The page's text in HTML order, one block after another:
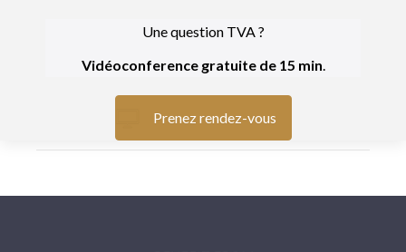
Une question TVA ?
Vidéoconference gratuite de 15 min.
Prenez rendez-vous